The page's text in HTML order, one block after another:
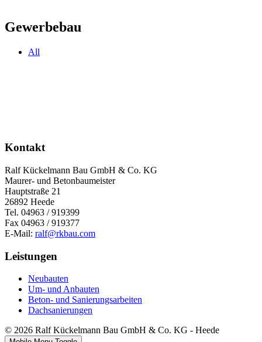
Gewerbebau
All
Kontakt
Ralf Kückelmann Bau GmbH & Co. KG
Maurer- und Betonbaumeister
Hauptstraße 21
26892 Heede
Tel. 04963 / 919399
Fax 04963 / 919377
E-Mail: ralf@rkbau.com
Leistungen
Neubauten
Um- und Anbauten
Beton- und Sanierungsarbeiten
Dachsanierungen
© 2026 Ralf Kückelmann Bau GmbH & Co. KG - Heede